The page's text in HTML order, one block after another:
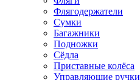
Флягодержатели
Сумки
Багажники
Подножки
Сёдла
Приставные колёса
Управляющие ручки